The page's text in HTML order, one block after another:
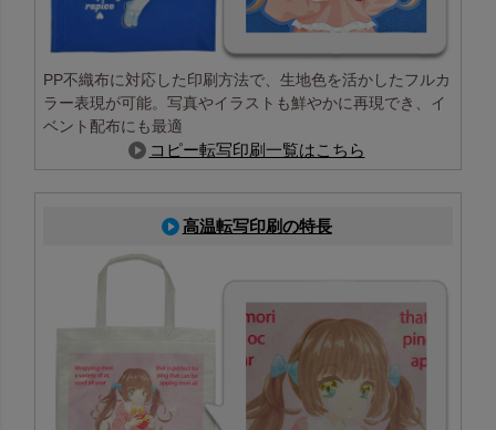
PP不織布に対応した印刷方法で、生地色を活かしたフルカ
ラー表現が可能。写真やイラストも鮮やかに再現でき、イ
ベント配布にも最適
コピー転写印刷一覧はこちら
高温転写印刷の特長